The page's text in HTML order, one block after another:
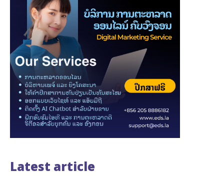
Latest article